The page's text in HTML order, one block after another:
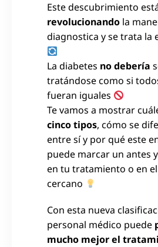
Este descubrimiento
revolucionando la
diagnostica y se trata la
La diabetes no debería
tratándose como si
fueran iguales
Te vamos a mostrar
cinco tipos, cómo se
entre sí y por qué este
puede marcar un antes
en tu tratamiento o en
cercano
Con esta nueva
personal médico puede
mucho mejor el